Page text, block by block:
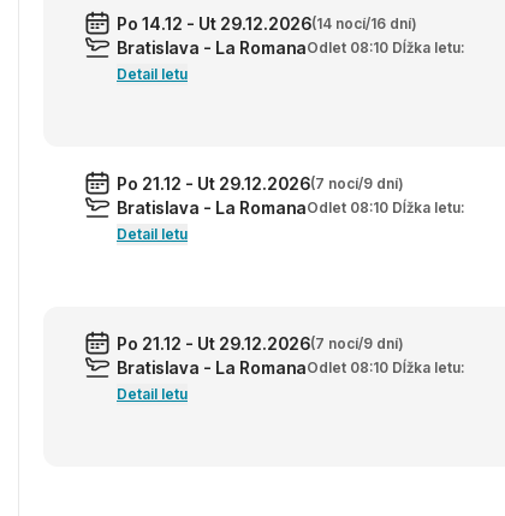
Po 14.12 - Ut 29.12.2026(14 nocí/16 dní)
Bratislava - La RomanaOdlet 08:10 Dĺžka letu:
Detail letu
Po 21.12 - Ut 29.12.2026(7 nocí/9 dní)
Bratislava - La RomanaOdlet 08:10 Dĺžka letu:
Detail letu
Po 21.12 - Ut 29.12.2026(7 nocí/9 dní)
Bratislava - La RomanaOdlet 08:10 Dĺžka letu:
Detail letu